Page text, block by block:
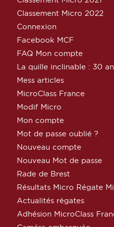
Classement Micro 2022
Connexion
Facebook MCF
FAQ Mon compte
La quille inclinable : 30
Mess articles
MicroClass France
Modif Micro
Mon compte
Mot de passe oublié ?
Nouveau compte
Nouveau Mot de passe
Rade de Brest
Résultats Micro Régate
Actualités régates
Adhésion MicroClass